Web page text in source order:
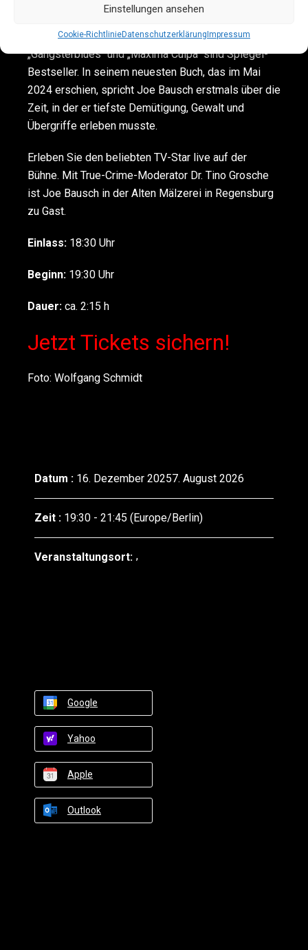
Einstellungen ansehen
Cookie-RichtlinieDatenschutzerklärung Impressum
Nicht nur als Schauspieler und Arzt ist Joe Bausch
erfolgreich, auch als Autor. Seine Bücher “Knast”,
„Gangsterblues“ und „Maxima Culpa“ sind Spiegel-
Bestseller. In seinem neuesten Buch, das im Mai
2024 erschien, spricht Joe Bausch erstmals über die
Zeit, in der er tiefste Demütigung, Gewalt und
Übergriffe erleben musste.
Erleben Sie den beliebten TV-Star live auf der
Bühne. Mit True-Crime-Moderator Dr. Tino Grosche
ist Joe Bausch in der Alten Mälzerei in Regensburg
zu Gast.
Einlass: 18:30 Uhr
Beginn: 19:30 Uhr
Dauer: ca. 2:15 h
Jetzt Tickets sichern!
Foto: Wolfgang Schmidt
Datum : 16. Dezember 20257. August 2026
Zeit : 19:30 - 21:45 (Europe/Berlin)
Veranstaltungsort:
Google
Yahoo
Apple
Outlook